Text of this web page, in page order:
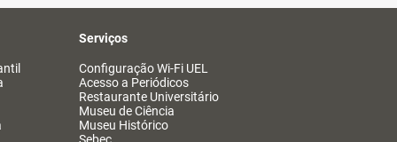
Serviços
Configuração Wi-Fi UEL
Acesso a Periódicos
Restaurante Universitário
Museu de Ciência
Museu Histórico